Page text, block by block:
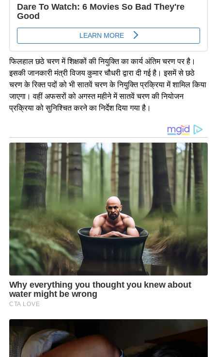
फिलहाल छठे चरण में शिक्षकों की नियुक्ति का कार्य अंतिम चरण पर है।
इसकी जानकारी मंत्री विजय कुमार चौधरी द्वारा दी गई है। इसमें से छठे
चरण के रिक्त पदों को भी सातवें चरण के नियुक्ति प्रक्रिया में शामिल किया
जाएगा। वहीं अफसरों को अगस्त महीने में सातवें चरण की नियोजन
प्रक्रिया को सुनिश्चित करने का निर्देश दिया गया है।